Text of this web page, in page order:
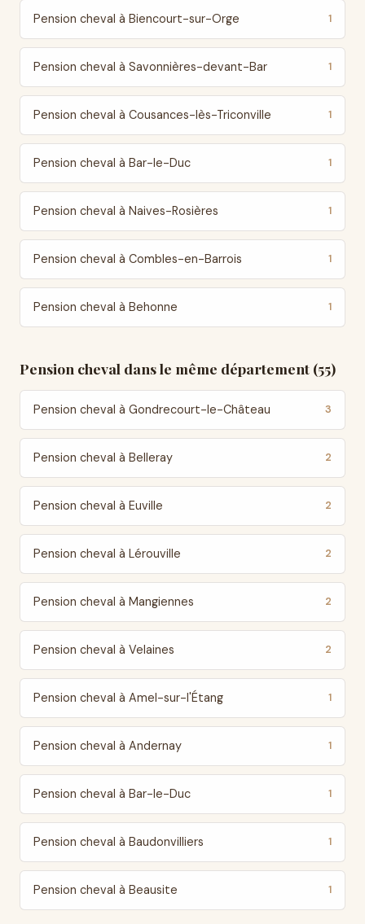
Pension cheval à Biencourt-sur-Orge 1
Pension cheval à Savonnières-devant-Bar 1
Pension cheval à Cousances-lès-Triconville 1
Pension cheval à Bar-le-Duc 1
Pension cheval à Naives-Rosières 1
Pension cheval à Combles-en-Barrois 1
Pension cheval à Behonne 1
Pension cheval dans le même département (55)
Pension cheval à Gondrecourt-le-Château 3
Pension cheval à Belleray 2
Pension cheval à Euville 2
Pension cheval à Lérouville 2
Pension cheval à Mangiennes 2
Pension cheval à Velaines 2
Pension cheval à Amel-sur-l'Étang 1
Pension cheval à Andernay 1
Pension cheval à Bar-le-Duc 1
Pension cheval à Baudonvilliers 1
Pension cheval à Beausite 1